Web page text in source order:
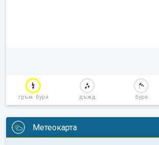
гръм. буря дъжд буря
Метеокарта